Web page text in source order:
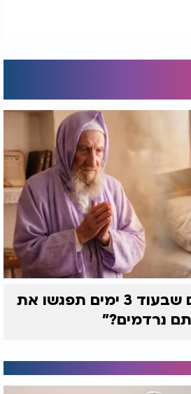
"אם הייתם יודעים שבעוד 3 ימים תפגשו את
נרדמים?"